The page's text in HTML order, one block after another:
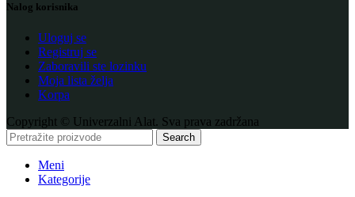
Nalog korisnika
Uloguj se
Registruj se
Zaboravili ste lozinku
Moja lista želja
Korpa
Copyright © Univerzalni Alat. Sva prava zadržana
Search
Meni
Kategorije